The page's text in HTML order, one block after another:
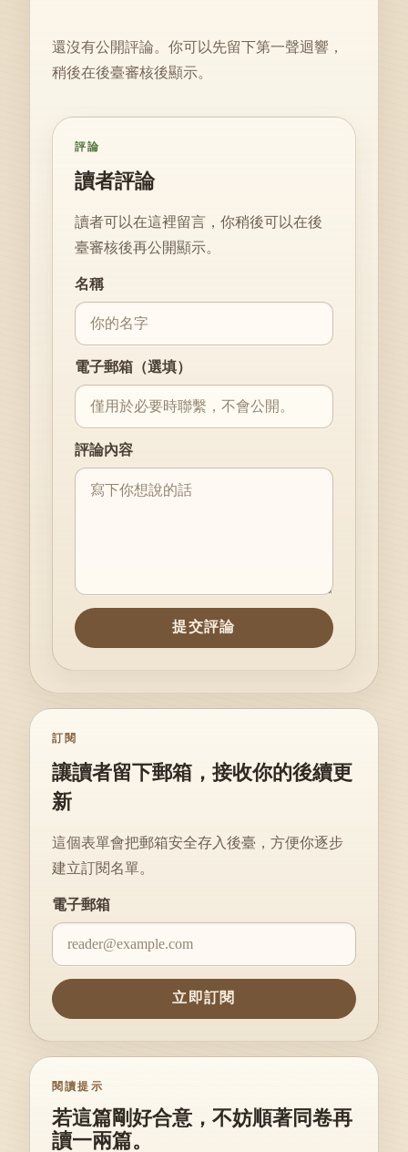
還沒有公開評論。你可以先留下第一聲迴響，
稍後在後臺審核後顯示。
評論
讀者評論
讀者可以在這裡留言，你稍後可以在後
臺審核後再公開顯示。
名稱
電子郵箱（選填）
Website
評論內容
提交評論
訂閱
讓讀者留下郵箱，接收你的後續更
新
這個表單會把郵箱安全存入後臺，方便你逐步
建立訂閱名單。
電子郵箱
Website
立即訂閱
閱讀提示
若這篇剛好合意，不妨順著同卷再
讀一兩篇。